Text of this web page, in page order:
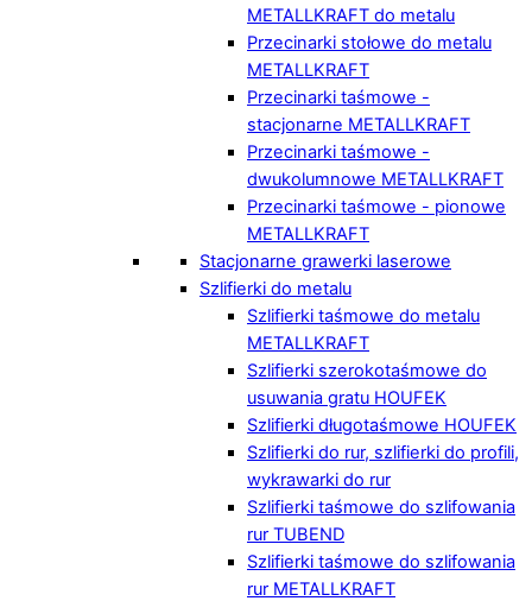
METALLKRAFT do metalu
Przecinarki stołowe do metalu
METALLKRAFT
Przecinarki taśmowe -
stacjonarne METALLKRAFT
Przecinarki taśmowe -
dwukolumnowe METALLKRAFT
Przecinarki taśmowe - pionowe
METALLKRAFT
Stacjonarne grawerki laserowe
Szlifierki do metalu
Szlifierki taśmowe do metalu
METALLKRAFT
Szlifierki szerokotaśmowe do
usuwania gratu HOUFEK
Szlifierki długotaśmowe HOUFEK
Szlifierki do rur, szlifierki do profili,
wykrawarki do rur
Szlifierki taśmowe do szlifowania
rur TUBEND
Szlifierki taśmowe do szlifowania
rur METALLKRAFT